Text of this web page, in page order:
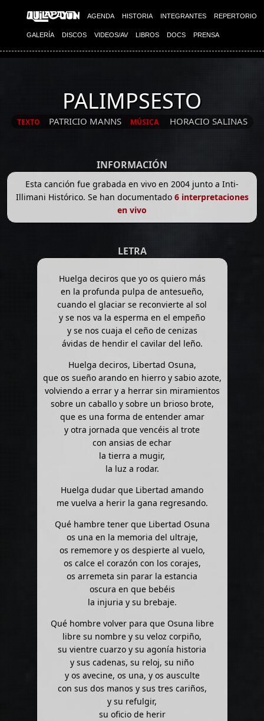
AGENDA HISTORIA INTEGRANTES REPERTORIO
GALERÍA DISCOS VIDEOS/AV LIBROS DOCS PRENSA
PALIMPSESTO
TEXTO PATRICIO MANNS MÚSICA HORACIO SALINAS
INFORMACIÓN
Esta canción fue grabada en vivo en 2004 junto a Inti-
Illimani Histórico. Se han documentado 6 interpretaciones
en vivo
LETRA
Huelga deciros que yo os quiero más
en la profunda pulpa de antesueño,
cuando el glaciar se reconvierte al sol
y se nos va la esperma en el empeño
y se nos cuaja el ceño de cenizas
ávidas de hendir el cavilar del leño.
Huelga deciros, Libertad Osuna,
que os sueño arando en hierro y sabio azote,
volviendo a errar y a herrar sin miramientos
sobre un caballo y sobre un brioso brote,
que es una forma de entender amar
y otra jornada que vencéis al trote
con ansias de echar
la tierra a mugir,
la luz a rodar.
Huelga dudar que Libertad amando
me vuelva a herir la gana regresando.
Qué hambre tener que Libertad Osuna
os una en la memoria del ultraje,
os rememore y os despierte al vuelo,
os calce el corazón con los corajes,
os arremeta sin parar la estancia
oscura en que bebéis
la injuria y su brebaje.
Qué hombre volver para que Osuna libre
libre su nombre y su veloz corpiño,
su vientre cuarzo y su agonía historia
y sus cadenas, su reloj, su niño
y os avecine, os una, y os ausculte
con sus dos manos y sus tres cariños,
y su refulgir,
su oficio de herir